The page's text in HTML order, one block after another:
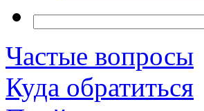
Частые вопросы
Куда обратиться